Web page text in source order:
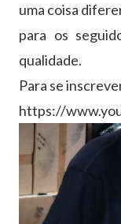
uma coisa
para os
qualidade.
Para se
https://